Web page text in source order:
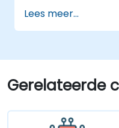
identificeren, testen
Lees meer...
Gerelateerde